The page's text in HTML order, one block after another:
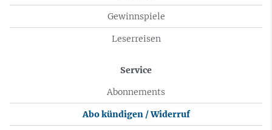
Gewinnspiele
Leserreisen
Service
Abonnements
Abo kündigen / Widerruf